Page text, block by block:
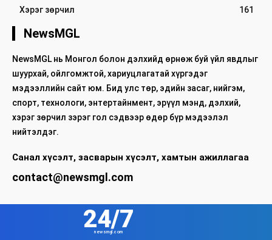
Хэрэг зөрчил
161
NewsMGL
NewsMGL нь Монгол болон дэлхийд өрнөж буй үйл явдлыг
шуурхай, ойлгомжтой, хариуцлагатай хүргэдэг
мэдээллийн сайт юм. Бид улс төр, эдийн засаг, нийгэм,
спорт, технологи, энтертайнмент, эрүүл мэнд, дэлхий,
хэрэг зөрчил зэрэг гол сэдвээр өдөр бүр мэдээлэл
нийтэлдэг.
Санал хүсэлт, засварын хүсэлт, хамтын ажиллагаа
contact@newsmgl.com
24/7
newsmgl.com